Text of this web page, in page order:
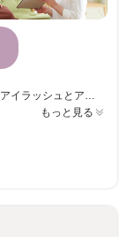
お客様一人一人の骨格・パーツバランスを分析し、 アイラッシュとアイブロウを合わせたデザインをご提案させて頂きます. 【まつ毛エクステ】商材にこだわり毛質は最高級セーブルのみ。国産の接着剤を使用。 【ラッシュリフト】似合わせラッシュリフトとSNSで話題のパリジェンヌラッシュリフト。地まつ毛を根元から80°立ち上げ自然にリフトアップ！ 【アイブロウ】お顔の黄金比率から眉毛のデザインを作り、余分な毛は眉Wax脱毛で根元から除去！最新技術ブロウリフトで眉の毛流れも自由自在に♪ ※現在、電話または公式LINEからのご予約をお願いしております。 施術中や外出中は電話にでられない場合がございます。 公式LINEからご連絡ください。 《 ID検索 → @jmx6886n 》
もっと見る